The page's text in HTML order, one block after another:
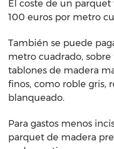
El coste de un
100 euros por metro
También se puede
metro cuadrado, sobre
tablones de madera
finos, como roble gris,
blanqueado.
Para gastos menos
parquet de madera